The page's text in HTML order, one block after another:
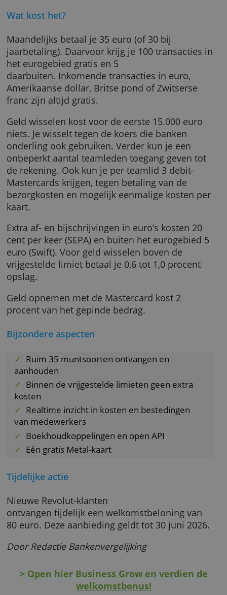
Bovendien profiteer je van kortingen en
voordelen bij partners van Revolut, zoals
NordVPN en Bitdefender. Het is mogelijk om
gratis een bijhorende spaarrekening te
met spaarrente naargelang je
Wat kost het?
Maandelijks betaal je 35 euro (of 30 bij
jaarbetaling). Daarvoor krijg je 100
het eurogebied gratis en 5
daarbuiten. Inkomende transacties in euro,
Amerikaanse dollar, Britse pond of Zwitserse
franc zijn altijd gratis.
Geld wisselen kost voor de eerste 15.000
niets. Je wisselt tegen de koers die banken
onderling ook gebruiken. Verder kun je een
onbeperkt aantal teamleden toegang geven
de rekening. Ook kun je per teamlid 3 debit-
Mastercards krijgen, tegen betaling van de
bezorgkosten en mogelijk eenmalige kosten
kaart.
Extra af- en bijschrijvingen in euro’s kosten
euro (Swift). Voor geld wisselen boven de
vrijgestelde limiet betaal je 0,6 tot 1,0
opslag.
Geld opnemen met de Mastercard kost 2
procent van het gepinde bedrag.
Bijzondere aspecten
Ruim 35 muntsoorten ontvangen en
aanhouden
Binnen de vrijgestelde limieten geen extra
kosten
Realtime inzicht in kosten en bestedingen
van medewerkers
Boekhoudkoppelingen en open API
Eén gratis Metal-kaart